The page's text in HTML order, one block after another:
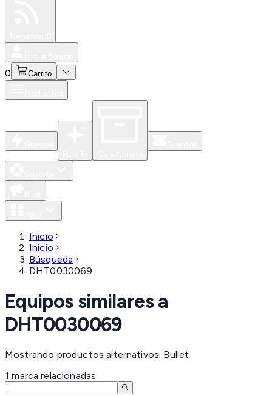
0 Carrito
Inicio
Inicio
Búsqueda
DHT0030069
Equipos similares a
DHT0030069
Mostrando productos alternativos: Bullet
1 marca relacionadas